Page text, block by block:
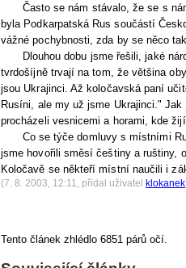
Často se nám stávalo, že se s
byla Podkarpatská Rus součástí
vážné pochybnosti, zda by se něco
Dlouhou dobu jsme řešili, jaké
tvrdošíjně trvají na tom, že většina
jsou Ukrajinci. Až koločavská paní
Rusíni, ale my už jsme Ukrajinci."
procházeli vesnicemi a horami, kde
Co se týče domluvy s místními
jsme hovořili směsí češtiny a ruštiny,
Koločavě se někteří místní naučili i
(7. 8. 2003, 12:11, přidal uživatel klokanek
Tento článek zhlédlo 6851 párů očí.